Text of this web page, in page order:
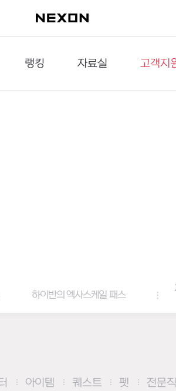
랭킹
던전랭킹
자료실
다운로드
고객지
문의하기
하이반의 엑사스케일 패스
아이템 퀘스트 펫 전문